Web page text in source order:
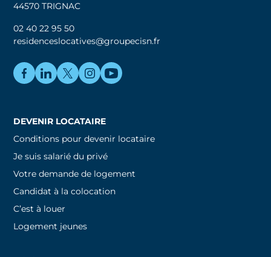
44570 TRIGNAC
02 40 22 95 50
residenceslocatives@groupecisn.fr
DEVENIR LOCATAIRE
Conditions pour devenir locataire
Je suis salarié du privé
Votre demande de logement
Candidat à la colocation
C’est à louer
Logement jeunes